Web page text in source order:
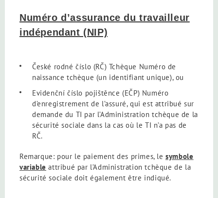
Numéro d’assurance du travailleur
indépendant (NIP)
České rodné číslo (RČ) Tchèque Numéro de
naissance tchèque (un identifiant unique), ou
Evidenční číslo pojištěnce (EČP) Numéro
d’enregistrement de l’assuré, qui est attribué sur
demande du TI par l’Administration tchèque de la
sécurité sociale dans la cas où le TI n’a pas de
RČ.
Remarque: pour le paiement des primes, lesymbole
variable attribué par l’Administration tchèque de la
sécurité sociale doit également être indiqué.